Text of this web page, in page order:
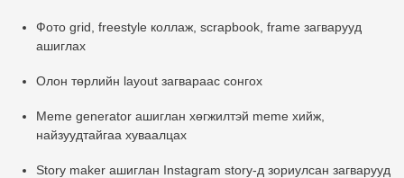
Фото grid, freestyle коллаж, scrapbook, frame загварууд
ашиглах
Олон төрлийн layout загвараас сонгох
Meme generator ашиглан хөгжилтэй meme хийж,
найзуудтайгаа хуваалцах
Story maker ашиглан Instagram story-д зориулсан загварууд